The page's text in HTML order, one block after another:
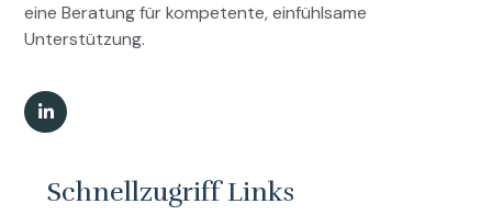
eine Beratung für kompetente, einfühlsame
Unterstützung.
Schnellzugriff Links